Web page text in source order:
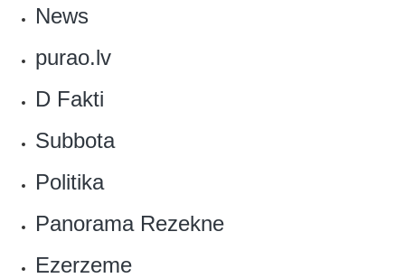
News
purao.lv
D Fakti‎
Subbota
Politika‎
Panorama Rezekne
Ezerzeme‎